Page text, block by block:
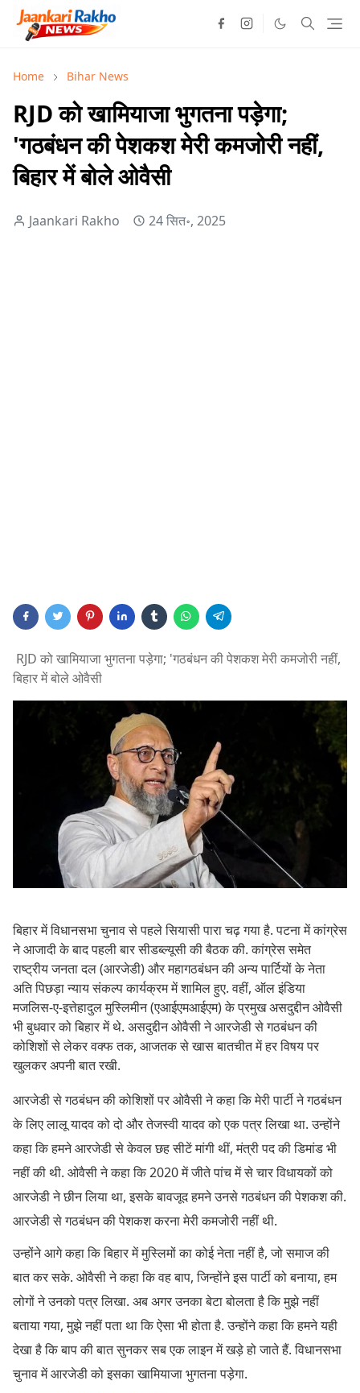
Home Bihar News
RJD को खामियाजा भुगतना पड़ेगा;
'गठबंधन की पेशकश मेरी कमजोरी नहीं,
बिहार में बोले ओवैसी
Jaankari Rakho 24 सित॰, 2025
RJD को खामियाजा भुगतना पड़ेगा; 'गठबंधन की पेशकश मेरी कमजोरी नहीं,
बिहार में बोले ओवैसी
बिहार में विधानसभा चुनाव से पहले सियासी पारा चढ़ गया है. पटना में कांग्रेस
ने आजादी के बाद पहली बार सीडब्ल्यूसी की बैठक की. कांग्रेस समेत
राष्ट्रीय जनता दल (आरजेडी) और महागठबंधन की अन्य पार्टियों के नेता
अति पिछड़ा न्याय संकल्प कार्यक्रम में शामिल हुए. वहीं, ऑल इंडिया
मजलिस-ए-इत्तेहादुल मुस्लिमीन (एआईएमआईएम) के प्रमुख असदुद्दीन ओवैसी
भी बुधवार को बिहार में थे. असदुद्दीन ओवैसी ने आरजेडी से गठबंधन की
कोशिशों से लेकर वक्फ तक, आजतक से खास बातचीत में हर विषय पर
खुलकर अपनी बात रखी.
आरजेडी से गठबंधन की कोशिशों पर ओवैसी ने कहा कि मेरी पार्टी ने गठबंधन
के लिए लालू यादव को दो और तेजस्वी यादव को एक पत्र लिखा था. उन्होंने
कहा कि हमने आरजेडी से केवल छह सीटें मांगी थीं, मंत्री पद की डिमांड भी
नहीं की थी. ओवैसी ने कहा कि 2020 में जीते पांच में से चार विधायकों को
आरजेडी ने छीन लिया था, इसके बावजूद हमने उनसे गठबंधन की पेशकश की.
आरजेडी से गठबंधन की पेशकश करना मेरी कमजोरी नहीं थी.
उन्होंने आगे कहा कि बिहार में मुस्लिमों का कोई नेता नहीं है, जो समाज की
बात कर सके. ओवैसी ने कहा कि वह बाप, जिन्होंने इस पार्टी को बनाया, हम
लोगों ने उनको पत्र लिखा. अब अगर उनका बेटा बोलता है कि मुझे नहीं
बताया गया, मुझे नहीं पता था कि ऐसा भी होता है. उन्होंने कहा कि हमने यही
देखा है कि बाप की बात सुनकर सब एक लाइन में खड़े हो जाते हैं. विधानसभा
चुनाव में आरजेडी को इसका खामियाजा भुगतना पड़ेगा.